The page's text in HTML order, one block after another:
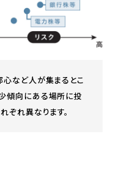
心など人が集まるとこ
傾向にある場所に投
ぞれ異なります。